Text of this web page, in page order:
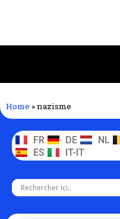
Home »nazisme
FR DE NL
ES
IT-IT